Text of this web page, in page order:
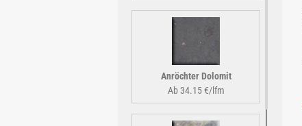
Anröchter Dolomit
Ab 34.15 €/lfm